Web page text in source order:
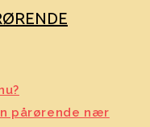
pårørende nær